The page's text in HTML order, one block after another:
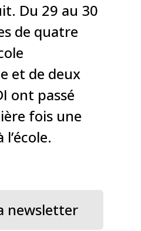
Du 29 au 30
de quatre
et de deux
ont passé
fois une
newsletter